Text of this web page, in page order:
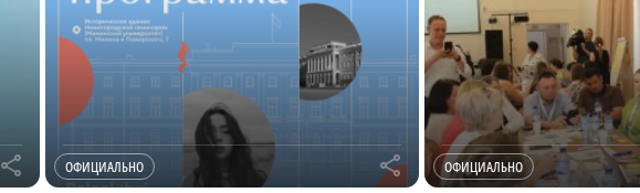
r ОФИЦИАЛЬНО r ОФИЦИАЛЬНО